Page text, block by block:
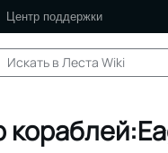
Центр поддержки